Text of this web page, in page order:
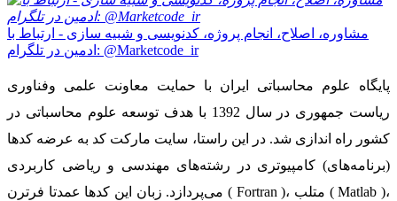
مشاوره، اصلاح، انجام پروژه، کدنویسی و شبیه سازی - ارتباط با
ادمین در تلگرام: @Marketcode_ir
پایگاه علوم محاسباتی ایران با حمایت معاونت علمی وفناوری
ریاست جمهوری در سال 1392 با هدف توسعه علوم محاسباتی در
کشور راه اندازی شد. در این راستا، سایت مارکت کد به عرضه کدها
(برنامه‌های) کامپیوتری در رشته‌های مهندسی و ریاضی کاربردی
می‌پردازد. زبان این کدها عمدتا فرترن ( Fortran )، متلب ( Matlab )،